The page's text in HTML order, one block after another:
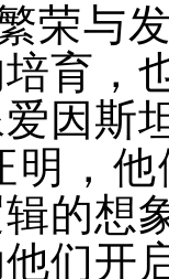
荣与
育，
因斯
明，
的想
们开